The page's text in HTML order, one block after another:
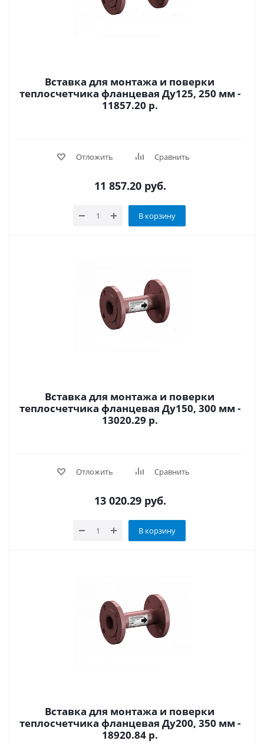
Вставка для монтажа и поверки
теплосчетчика фланцевая Ду125, 250 мм -
11857.20 р.
Отложить Сравнить
11 857.20руб.
В корзину
Вставка для монтажа и поверки
теплосчетчика фланцевая Ду150, 300 мм -
13020.29 р.
Отложить Сравнить
13 020.29руб.
В корзину
Вставка для монтажа и поверки
теплосчетчика фланцевая Ду200, 350 мм -
18920.84 р.